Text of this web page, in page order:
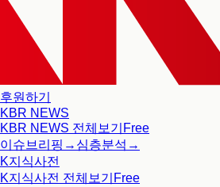
후원하기
KBR NEWS
KBR NEWS 전체보기 Free
이슈브리핑 → 심층분석 →
K지식사전
K지식사전 전체보기 Free